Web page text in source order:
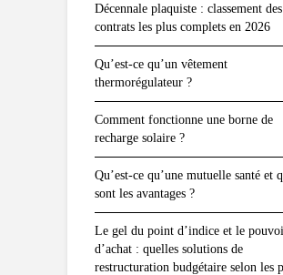
Décennale plaquiste : classement des
contrats les plus complets en 2026
Qu’est-ce qu’un vêtement
thermorégulateur ?
Comment fonctionne une borne de
recharge solaire ?
Qu’est-ce qu’une mutuelle santé et
sont les avantages ?
Le gel du point d’indice et le
d’achat : quelles solutions de
restructuration budgétaire selon les